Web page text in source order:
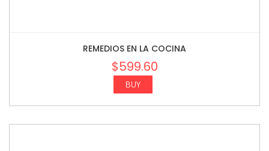
REMEDIOS EN LA COCINA
$599.60
BUY